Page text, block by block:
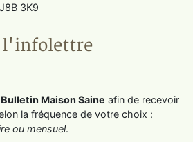
3K9
l'infolettre
Bulletin Maison Saine afin de recevoir
la fréquence de votre choix :
ou mensuel.